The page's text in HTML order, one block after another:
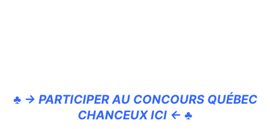
♣ → PARTICIPER AU CONCOURS QUÉBEC
CHANCEUX ICI ← ♣